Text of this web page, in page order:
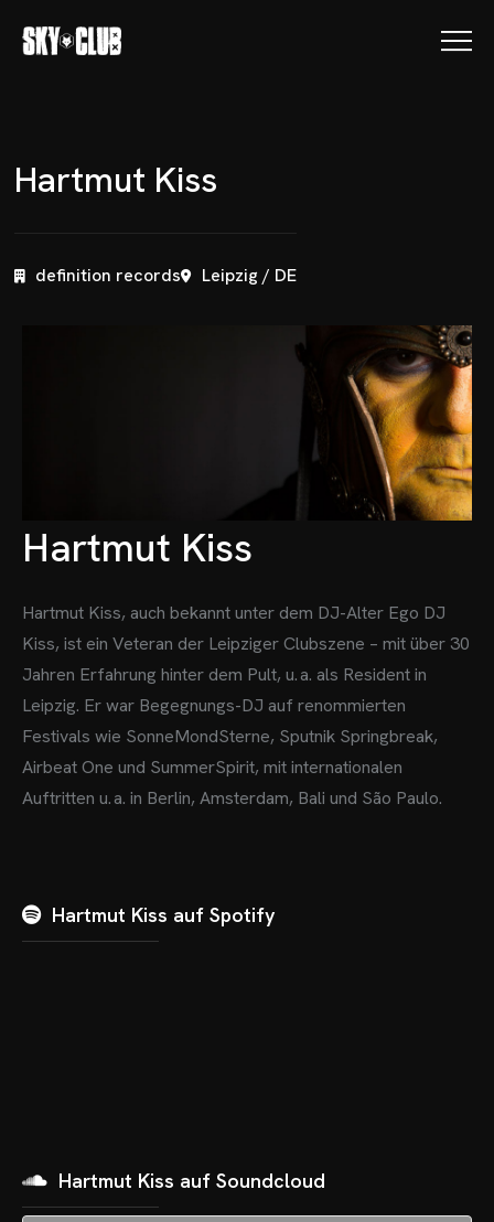
Hartmut Kiss
definition records Leipzig / DE
Hartmut Kiss
Hartmut Kiss, auch bekannt unter dem DJ-Alter Ego DJ
Kiss, ist ein Veteran der Leipziger Clubszene – mit über 30
Jahren Erfahrung hinter dem Pult, u. a. als Resident in
Leipzig. Er war Begegnungs-DJ auf renommierten
Festivals wie SonneMondSterne, Sputnik Springbreak,
Airbeat One und SummerSpirit, mit internationalen
Auftritten u. a. in Berlin, Amsterdam, Bali und São Paulo.
Hartmut Kiss auf Spotify
Hartmut Kiss auf Soundcloud